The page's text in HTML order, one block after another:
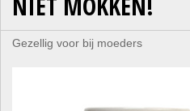
Gezellig voor bij moeders